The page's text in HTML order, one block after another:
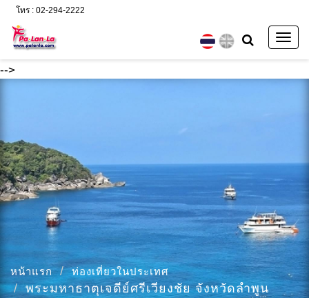
-->
โทร : 02-294-2222
หน้าแรก ท่องเที่ยวในประเทศ
พระมหาธาตุเจดีย์ศรีเวียงชัย จังหวัดลำพูน